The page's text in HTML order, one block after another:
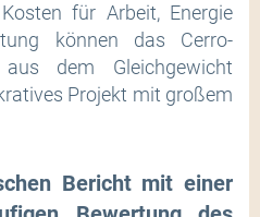
für Arbeit, Energie
können das Cerro-
dem Gleichgewicht
Projekt mit großem
Bericht mit einer